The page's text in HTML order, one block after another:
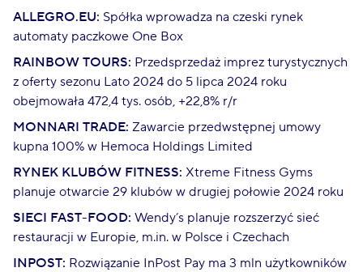
ALLEGRO.EU: Spółka wprowadza na czeski rynek
automaty paczkowe One Box
RAINBOW TOURS: Przedsprzedaż imprez turystycznych
z oferty sezonu Lato 2024 do 5 lipca 2024 roku
obejmowała 472,4 tys. osób, +22,8% r/r
MONNARI TRADE: Zawarcie przedwstępnej umowy
kupna 100% w Hemoca Holdings Limited
RYNEK KLUBÓW FITNESS: Xtreme Fitness Gyms
planuje otwarcie 29 klubów w drugiej połowie 2024 roku
SIECI FAST-FOOD: Wendy’s planuje rozszerzyć sieć
restauracji w Europie, m.in. w Polsce i Czechach
INPOST: Rozwiązanie InPost Pay ma 3 mln użytkowników